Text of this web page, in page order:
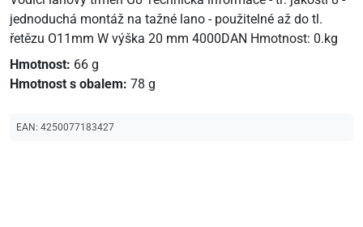
jednoduchá montáž na tažné lano - použitelné až do tl.
řetězu O11mm W výška 20 mm 4000DAN Hmotnost: 0.kg
Hmotnost: 66 g
Hmotnost s obalem: 78 g
EAN: 4250077183427